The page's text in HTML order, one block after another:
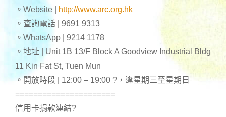
。Website |
http://www.arc.org.hk
。查詢電話 | 9691 9313
。WhatsApp | 9214 1178
。地址 | Unit 1B 13/F Block A Goodview Industrial Bldg
11 Kin Fat St, Tuen Mun
。開放時段 | 12:00 – 19:00 ? ，逢星期三至星期日
======================
信用卡捐款連結?